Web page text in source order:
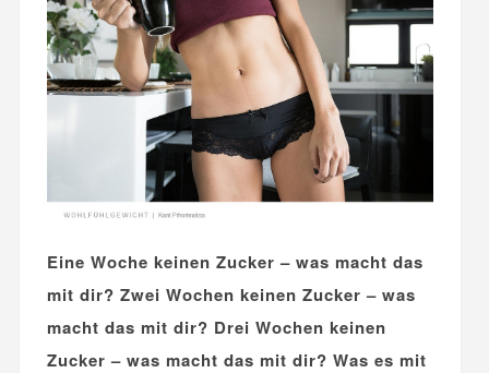
Eine Woche keinen Zucker – was macht das
mit dir? Zwei Wochen keinen Zucker – was
macht das mit dir? Drei Wochen keinen
Zucker – was macht das mit dir? Was es mit